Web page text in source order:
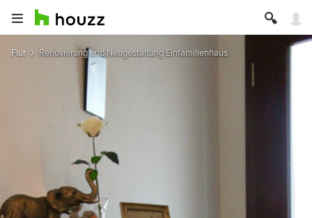
Flur Renovierung und Neugestaltung Einfamilienhaus